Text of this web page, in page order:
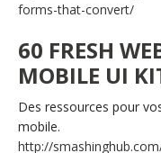
forms-that-convert/
60 FRESH
MOBILE UI
Des ressources pour
mobile.
http://